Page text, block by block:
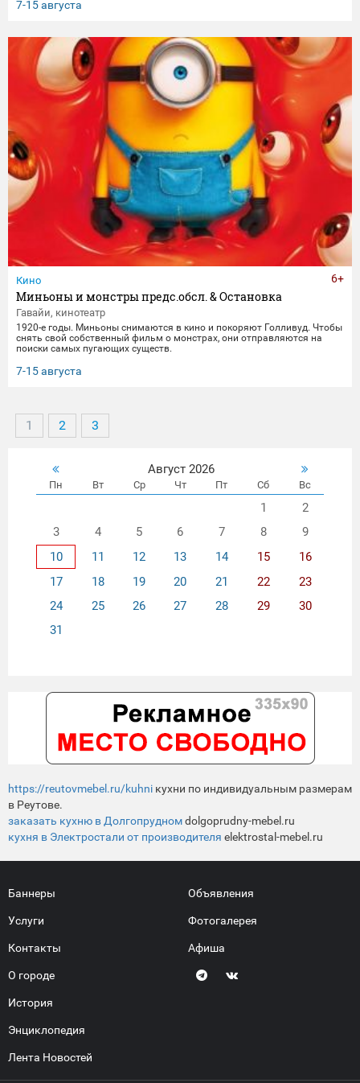
клятвы любви и верности не заканчиваются даже со смертью.
7-15 августа
Кино
Миньоны и монстры предс.обсл. & Остановка
Гавайи, кинотеатр
1920-е годы. Миньоны снимаются в кино и покоряют Голливуд. Чтобы
снять свой собственный фильм о монстрах, они отправляются на
поиски самых пугающих существ.
7-15 августа
6+
1 2 3
Август 2026
Пн Вт Ср Чт Пт Сб Вс
1
2
3
4 5 6 7 8
9
10
11 12 13 14 15
16
17
18 19 20 21 22
23
24
25 26 27 28 29
30
31
https://reutovmebel.ru/kuhni кухни по индивидуальным размерам
в Реутове.
заказать кухню в Долгопрудномdolgoprudny-mebel.ru
кухня в Электростали от производителя elektrostal-mebel.ru
Баннеры
Услуги
Контакты
О городе
История
Энциклопедия
Лента Новостей
Объявления
Фотогалерея
Афиша